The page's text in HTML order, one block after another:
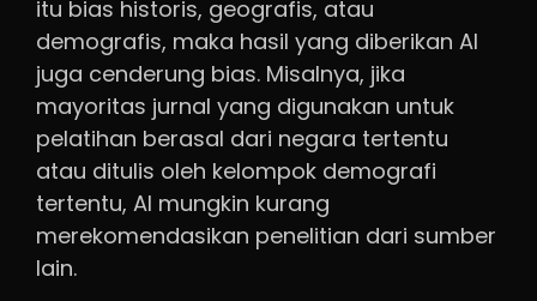
itu bias historis, geografis, atau
demografis, maka hasil yang diberikan AI
juga cenderung bias. Misalnya, jika
mayoritas jurnal yang digunakan untuk
pelatihan berasal dari negara tertentu
atau ditulis oleh kelompok demografi
tertentu, AI mungkin kurang
merekomendasikan penelitian dari sumber
lain.